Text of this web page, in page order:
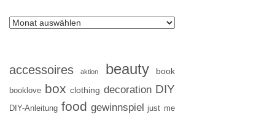
accessoires aktion beauty book
booklove box clothing decoration DIY
DIY-Anleitung food gewinnspiel just me